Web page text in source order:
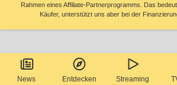
News Entdecken Streaming
Rahmen eines Affiliate-Partnerprogramms. Das
Käufer, unterstützt uns aber bei der